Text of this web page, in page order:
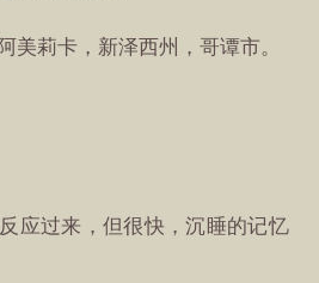
美莉卡，新泽西州，哥谭市。
应过来，但很快，沉睡的记忆